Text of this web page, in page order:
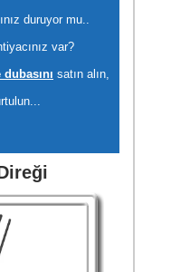
duruyor mu..
var?
satın alın,